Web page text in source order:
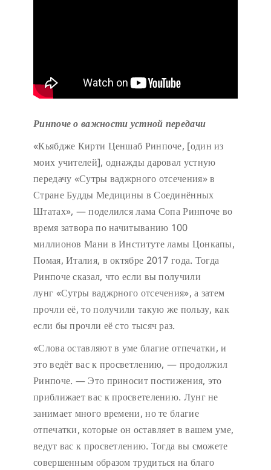
Ринпоче о важности устной передачи
«Кьябдже Кирти Ценшаб Ринпоче, [один из
моих учителей], однажды даровал устную
передачу «Сутры ваджрного отсечения» в
Стране Будды Медицины в Соединённых
Штатах», — поделился лама Сопа Ринпоче во
время затвора по начитыванию 100
миллионов Мани в Институте ламы Цонкапы,
Помая, Италия, в октябре 2017 года. Тогда
Ринпоче сказал, что если вы получили
лунг «Сутры ваджрного отсечения», а затем
прочли её, то получили такую же пользу, как
если бы прочли её сто тысяч раз.
«Слова оставляют в уме благие отпечатки, и
это ведёт вас к просветлению, — продолжил
Ринпоче. — Это приносит постижения, это
приближает вас к просветелению. Лунг не
занимает много времени, но те благие
отпечатки, которые он оставляет в вашем уме,
ведут вас к просветлению. Тогда вы сможете
совершенным образом трудиться на благо